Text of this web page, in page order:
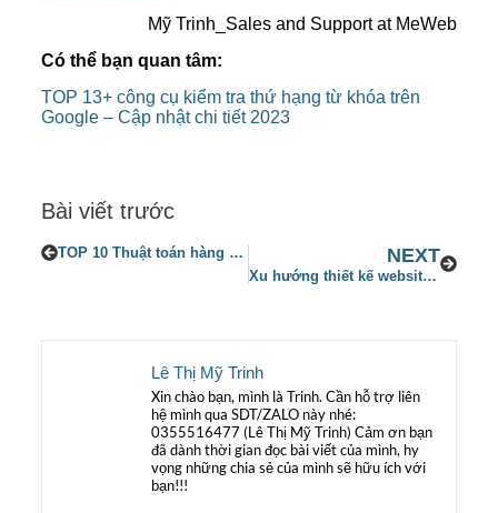
Mỹ Trinh_Sales and Support at MeWeb
Có thể bạn quan tâm:
TOP 13+ công cụ kiểm tra thứ hạng từ khóa trên
Google – Cập nhật chi tiết 2023
Bài viết trước
TOP 10 Thuật toán hàng đầu mà các lập trình viên không nên bỏ qua NEXT
Xu hướng thiết kế website 2023 không thể bỏ qua
Lê Thị Mỹ Trinh
Xin chào bạn, mình là Trinh. Cần hỗ trợ liên
hệ mình qua SDT/ZALO này nhé:
0355516477 (Lê Thị Mỹ Trinh) Cảm ơn bạn
đã dành thời gian đọc bài viết của mình, hy
vọng những chia sẻ của mình sẽ hữu ích với
bạn!!!